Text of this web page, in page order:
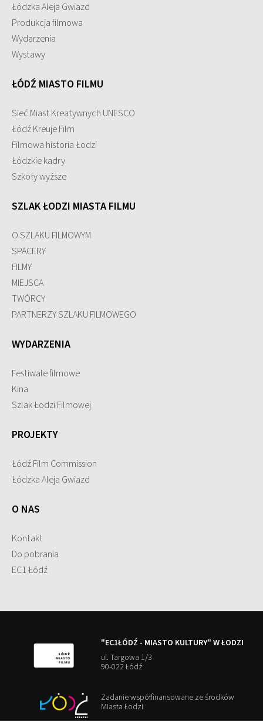
Łódzka Aleja Gwiazd
Produkcja filmowa
Wydarzenia
Wystawy
ŁÓDŹ MIASTO FILMU
Sieć Miast Kreatywnych UNESCO
Łódź Kreuje Film
Filmowa historia Łodzi
Łódzkie kadry
Szkoły wyższe
SZLAK ŁODZI MIASTA FILMU
O SZLAKU FILMOWYM
SPACERY
FILMY
MIEJSCA
TWÓRCY
PARTNERZY SZLAKU FILMOWEGO
WYDARZENIA
Festiwale filmowe
Kina
Szlak Łodzi Filmowej
PROJEKTY
Łódź Film Commission
Łódzka Aleja Gwiazd
O NAS
Kontakt
Do pobrania
EC1 Łódź
"EC1ŁÓDŹ - MIASTO KULTURY" W ŁODZI
ul. Targowa 1/3
90-022 Łódź
Zadanie współfinansowane ze środków
Miasta Łodzi